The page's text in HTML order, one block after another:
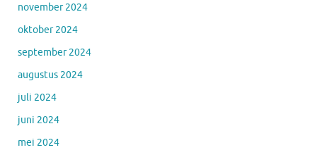
november 2024
oktober 2024
september 2024
augustus 2024
juli 2024
juni 2024
mei 2024